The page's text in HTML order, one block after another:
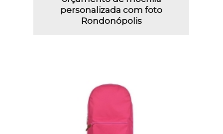
personalizada com foto
Rondonópolis